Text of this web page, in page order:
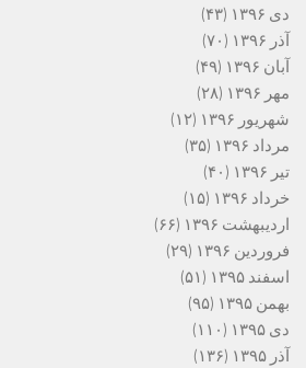
دی ۱۳۹۶
(۴۳)
آذر ۱۳۹۶
(۷۰)
آبان ۱۳۹۶
(۴۹)
مهر ۱۳۹۶
(۲۸)
شهریور ۱۳۹۶
(۱۲)
مرداد ۱۳۹۶
(۳۵)
تیر ۱۳۹۶
(۴۰)
خرداد ۱۳۹۶
(۱۵)
اردیبهشت ۱۳۹۶
(۶۶)
فروردین ۱۳۹۶
(۲۹)
اسفند ۱۳۹۵
(۵۱)
بهمن ۱۳۹۵
(۹۵)
دی ۱۳۹۵
(۱۱۰)
آذر ۱۳۹۵
(۱۳۶)